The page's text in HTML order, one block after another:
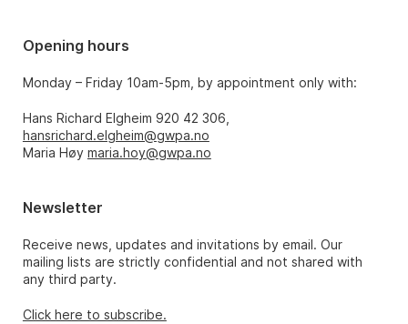
Opening hours
Monday – Friday 10am-5pm, by appointment only with:
Hans Richard Elgheim 920 42 306,
hansrichard.elgheim@gwpa.no
Maria Høy maria.hoy@gwpa.no
Newsletter
Receive news, updates and invitations by email. Our
mailing lists are strictly confidential and not shared with
any third party.
Click here to subscribe.